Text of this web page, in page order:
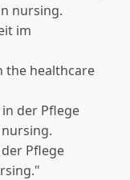
nursing.
im
the healthcare
der Pflege
Pflege